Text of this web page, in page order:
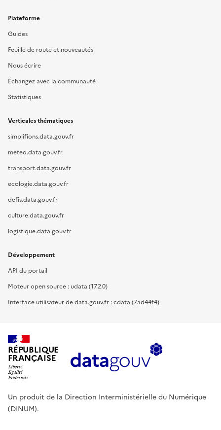
Plateforme
Guides
Feuille de route et nouveautés
Nous écrire
Échangez avec la communauté
Statistiques
Verticales thématiques
simplifions.data.gouv.fr
meteo.data.gouv.fr
transport.data.gouv.fr
ecologie.data.gouv.fr
defis.data.gouv.fr
culture.data.gouv.fr
logistique.data.gouv.fr
Développement
API du portail
Moteur open source : udata (17.2.0)
Interface utilisateur de data.gouv.fr : cdata (7ad44f4)
RÉPUBLIQUE
FRANÇAISE
Un produit de la Direction Interministérielle du Numérique
(DINUM).